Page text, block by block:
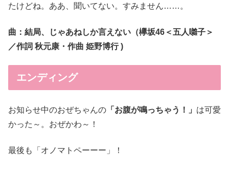
たけどね。ああ、聞いてない。すみません……。
曲：結局、じゃあねしか言えない（欅坂46＜五人囃子＞
／作詞 秋元康・作曲 姫野博行 )
エンディング
お知らせ中のおぜちゃんの 「お腹が鳴っちゃう！」 は可愛
かった～。おぜかわ～！
最後も「オノマトペーーー」！